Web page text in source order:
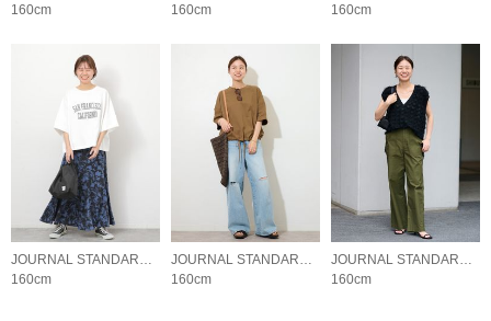
160cm
160cm
160cm
JOURNAL STANDARD relume LADYS
160cm
JOURNAL STANDARD relume LADYS
160cm
JOURNAL STANDARD relume LADYS
160cm